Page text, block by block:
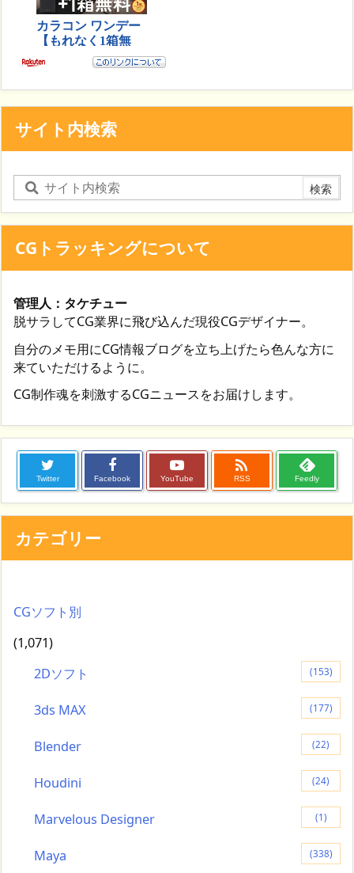
サイト内検索
CGトラッキングについて
管理人：タケチュー
脱サラしてCG業界に飛び込んだ現役CGデザイナー。
自分のメモ用にCG情報ブログを立ち上げたら色んな方に
来ていただけるように。
CG制作魂を刺激するCGニュースをお届けします。
Twitter Facebook YouTube

RSS Feedly
カテゴリー
CGソフト別
(1,071)
2Dソフト
(153)
3ds MAX (177)
Blender (22)
Houdini (24)
Marvelous Designer (1)
Maya (338)